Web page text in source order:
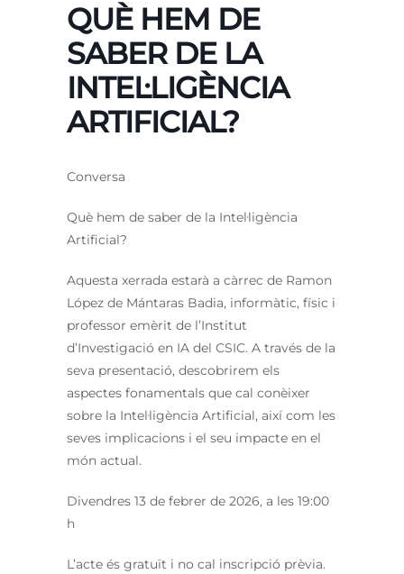
QUÈ HEM DE
SABER DE LA
INTEL·LIGÈNCIA
ARTIFICIAL?
Conversa
Què hem de saber de la Intel·ligència
Artificial?
Aquesta xerrada estarà a càrrec de Ramon
López de Mántaras Badia, informàtic, físic i
professor emèrit de l’Institut
d’Investigació en IA del CSIC. A través de la
seva presentació, descobrirem els
aspectes fonamentals que cal conèixer
sobre la Intel·ligència Artificial, així com les
seves implicacions i el seu impacte en el
món actual.
Divendres 13 de febrer de 2026, a les 19:00
h
L’acte és gratuït i no cal inscripció prèvia.